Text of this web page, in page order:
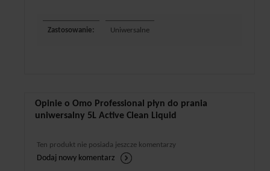
Zastosowanie: Uniwersalne
Opinie o Omo Professional płyn do prania
uniwersalny 5L Active Clean Liquid
Ten produkt nie posiada jeszcze komentarzy
Dodaj nowy komentarz